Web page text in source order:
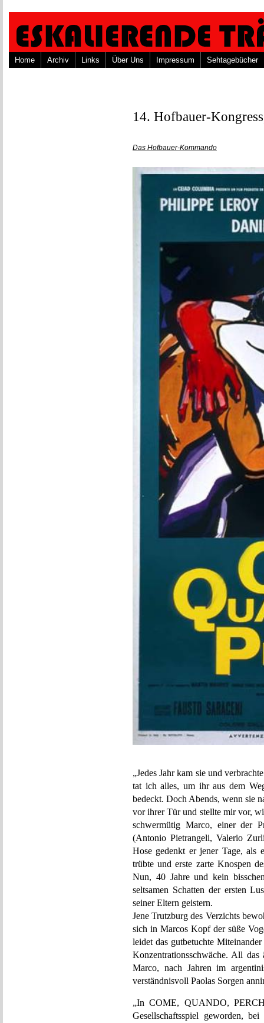
Home Archiv Links Über Uns Impressum Sehtagebücher
14. Hofbauer-
Das Hofbauer-Kommando
„Jedes Jahr kam sie und
tat ich alles, um ihr aus dem
bedeckt. Doch Abends, wenn sie
vor ihrer Tür und stellte mir vor,
schwermütig Marco, einer der
(Antonio Pietrangeli, Valerio
Hose gedenkt er jener Tage,
trübte und erste zarte Knospen
Nun, 40 Jahre und kein
seltsamen Schatten der ersten
seiner Eltern geistern.
Jene Trutzburg des Verzichts
sich in Marcos Kopf der süße
leidet das gutbetuchte
Konzentrationsschwäche. All
Marco, nach Jahren im
verständnisvoll Paolas Sorgen
„In COME, QUANDO,
Gesellschaftsspiel geworden,